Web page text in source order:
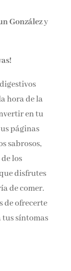
González
hora de la
en
Sus
platos
para que
la alegría
además